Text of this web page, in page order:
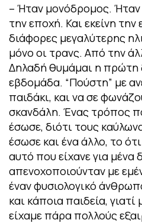
– Ήταν μονόδρομος. Ήταν
την εποχή. Και εκείνη
διάφορες μεγαλύτερης
μόνο οι τρανς. Από την
Δηλαδή θυμάμαι η πρώτη
εβδομάδα. “Πούστη” με
παιδάκι, και να σε
σκανδάλη. Ένας τρόπος
έσωσε, διότι τους
έσωσε και ένα άλλο, το
αυτό που είχανε για
απενοχοποιούνταν με
έναν φυσιολογικό
και κάποια παιδεία,
είχαμε πάρα πολλούς